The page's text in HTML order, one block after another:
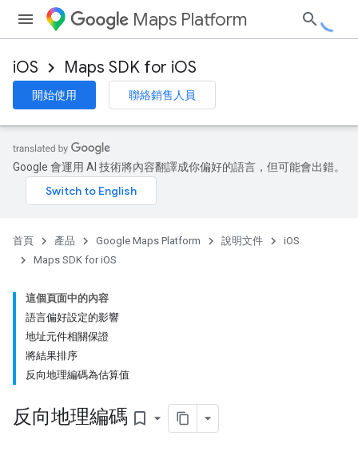
Maps Platform
iOS Maps SDK for iOS
開始使用 聯絡銷售人員
Google 會運用 AI 技術將內容翻譯成你偏好的語言，但可能會出錯。
首頁 產品 Google Maps Platform 說明文件
iOS
Maps SDK for iOS
這個頁面中的內容
語言偏好設定的影響
地址元件相關保證
將結果排序
反向地理編碼為估算值
反向地理編碼 bookmark_border